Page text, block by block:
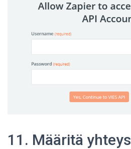
11. Määritä yhteys